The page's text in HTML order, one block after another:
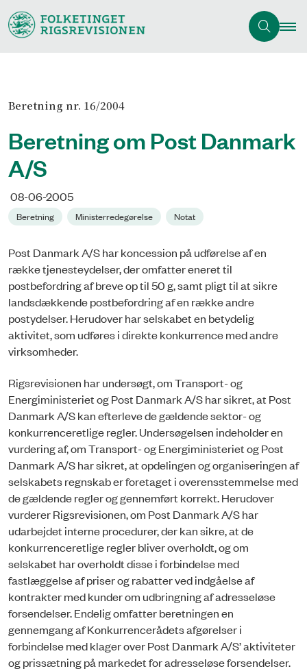
Beretning nr. 16/2004
Beretning om Post Danmark
A/S
08-06-2005
Beretning Ministerredegørelse Notat
Post Danmark A/S har koncession på udførelse af en
række tjenesteydelser, der omfatter eneret til
postbefordring af breve op til 50 g, samt pligt til at sikre
landsdækkende postbefordring af en række andre
postydelser. Herudover har selskabet en betydelig
aktivitet, som udføres i direkte konkurrence med andre
virksomheder.
Rigsrevisionen har undersøgt, om Transport- og
Energiministeriet og Post Danmark A/S har sikret, at Post
Danmark A/S kan efterleve de gældende sektor- og
konkurrenceretlige regler. Undersøgelsen indeholder en
vurdering af, om Transport- og Energiministeriet og Post
Danmark A/S har sikret, at opdelingen og organiseringen af
selskabets regnskab er foretaget i overensstemmelse med
de gældende regler og gennemført korrekt. Herudover
vurderer Rigsrevisionen, om Post Danmark A/S har
udarbejdet interne procedurer, der kan sikre, at de
konkurrenceretlige regler bliver overholdt, og om
selskabet har overholdt disse i forbindelse med
fastlæggelse af priser og rabatter ved indgåelse af
kontrakter med kunder om udbringning af adresseløse
forsendelser. Endelig omfatter beretningen en
gennemgang af Konkurrencerådets afgørelser i
forbindelse med klager over Post Danmark A/S’ aktiviteter
og prissætning på markedet for adresseløse forsendelser.